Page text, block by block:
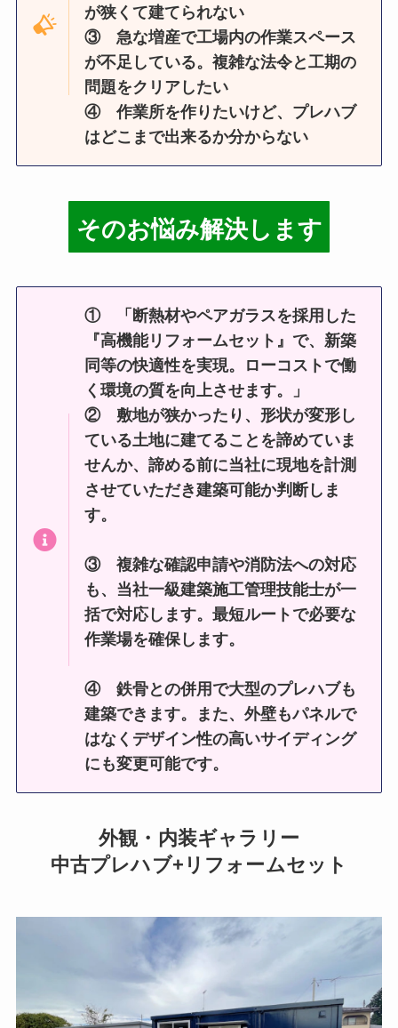
が狭くて建てられない
③急な増産で工場内の作業スペース
が不足している。複雑な法令と工期の
問題をクリアしたい
④ 作業所を作りたいけど、プレハブ
はどこまで出来るか分からない
そのお悩み解決します
① 「断熱材やペアガラスを採用した
『高機能リフォームセット』で、新築
同等の快適性を実現。ローコストで働
く環境の質を向上させます。」
② 敷地が狭かったり、形状が変形し
ている土地に建てることを諦めていま
せんか、諦める前に当社に現地を計測
させていただき建築可能か判断しま
す。
③ 複雑な確認申請や消防法への対応
も、当社一級建築施工管理技能士が一
括で対応します。最短ルートで必要な
作業場を確保します。
④ 鉄骨との併用で大型のプレハブも
建築できます。また、外壁もパネルで
はなくデザイン性の高いサイディング
にも変更可能です。
外観・内装ギャラリー
中古プレハブ+リフォームセット